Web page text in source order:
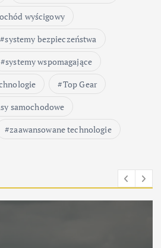
wyścigowy
systemy bezpieczeństwa
systemy wspomagające
Top Gear
samochodowe
zaawansowane technologie